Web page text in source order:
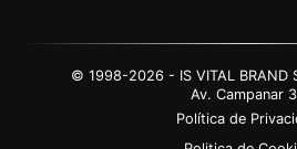
© 1998-2026 - IS VITAL BRAND
Av. Campanar
Política de